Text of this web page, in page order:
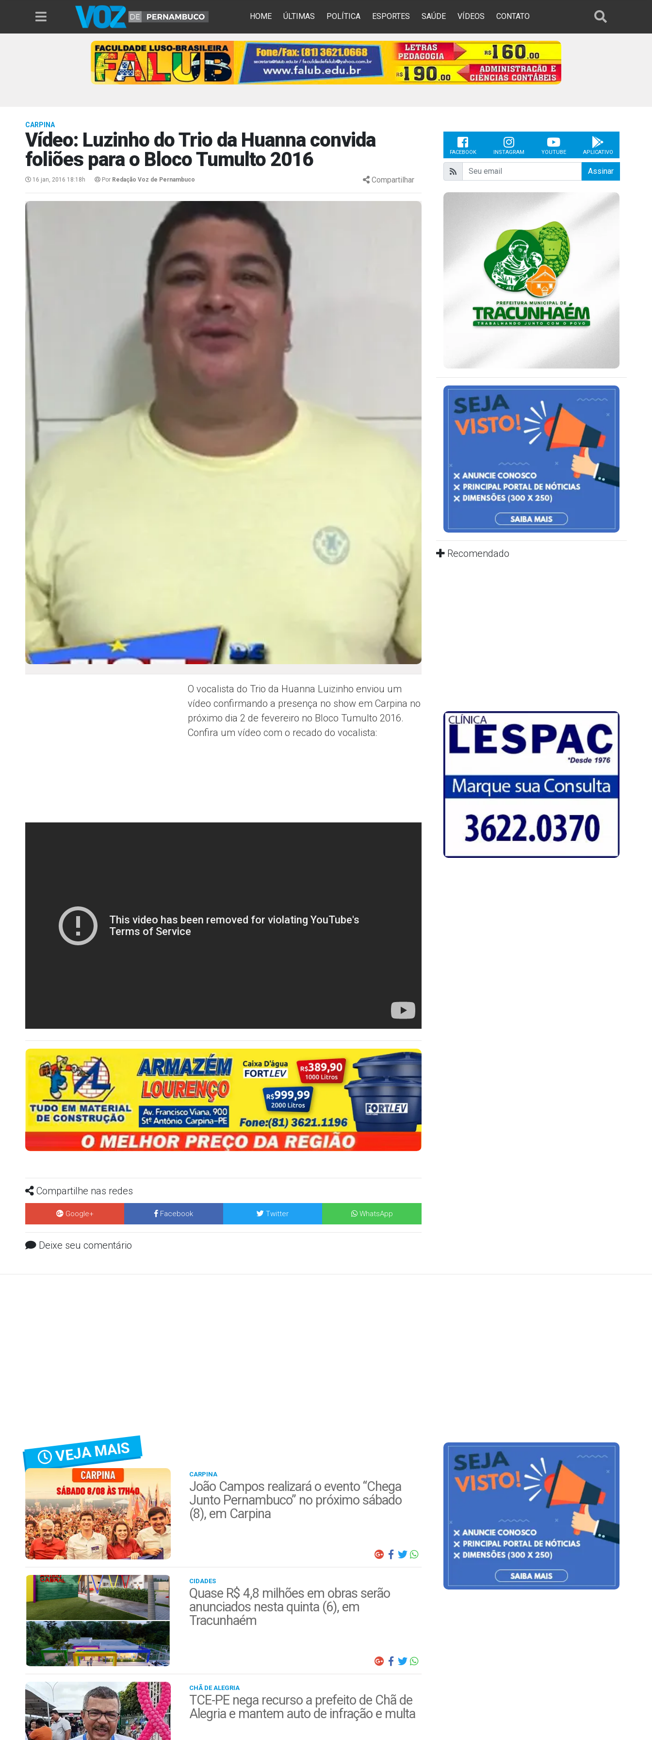
HOME ÚLTIMAS POLÍTICA ESPORTES SAÚDE VÍDEOS CONTATO
CARPINA
Vídeo: Luzinho do Trio da Huanna convida
foliões para o Bloco Tumulto 2016
16 jan, 2016 18:18h Por Redação Voz de Pernambuco Compartilhar
O vocalista do Trio da Huanna Luizinho enviou um
vídeo confirmando a presença no show em Carpina no
próximo dia 2 de fevereiro no Bloco Tumulto 2016.
Confira um vídeo com o recado do vocalista:
Compartilhe nas redes
Google+ Facebook Twitter WhatsApp
Deixe seu comentário
FACEBOOK INSTAGRAM YOUTUBE APLICATIVO
Assinar
Recomendado
VEJA MAIS
CARPINA
João Campos realizará o evento “Chega
Junto Pernambuco” no próximo sábado
(8), em Carpina
CIDADES
Quase R$ 4,8 milhões em obras serão
anunciados nesta quinta (6), em
Tracunhaém
CHÃ DE ALEGRIA
TCE-PE nega recurso a prefeito de Chã de
Alegria e mantem auto de infração e multa